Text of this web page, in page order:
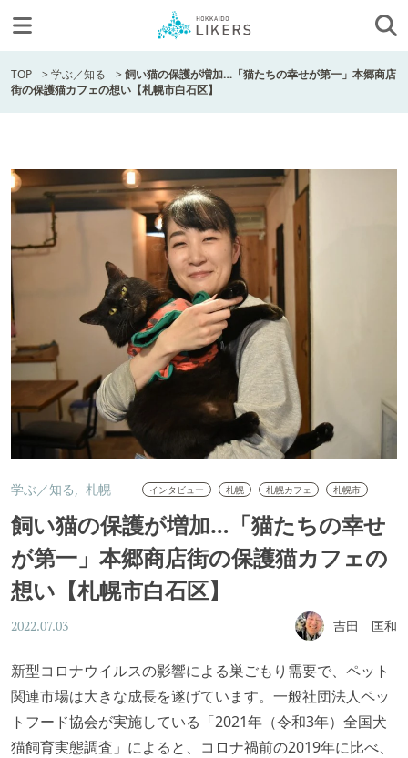
TOP >学ぶ／知る >飼い猫の保護が増加…「猫たちの幸せが第一」本郷商店
街の保護猫カフェの想い【札幌市白石区】
学ぶ／知る 札幌 インタビュー 札幌 札幌カフェ 札幌市
飼い猫の保護が増加…「猫たちの幸せ
が第一」本郷商店街の保護猫カフェの
想い【札幌市白石区】
2022.07.03 吉田 匡和
新型コロナウイルスの影響による巣ごもり需要で、ペット
関連市場は大きな成長を遂げています。一般社団法人ペッ
トフード協会が実施している「2021年（令和3年）全国犬
猫飼育実態調査」によると、コロナ禍前の2019年に比べ、